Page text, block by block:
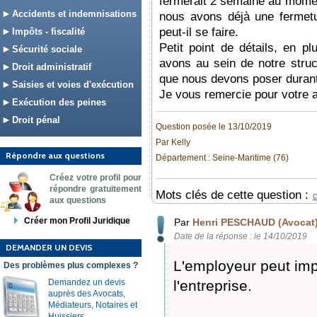
Accidents et indemnisations
Impôts - fiscalité
Sécurité sociale
Droit administratif
Saisies et voies d'exécution
Exécution des peines
Droit pénal
Répondre aux questions
Créez votre profil pour
répondre gratuitement
aux questions
Créer mon Profil Juridique
DEMANDER UN DEVIS
Des problèmes plus complexes ?
Demandez un devis
auprès des Avocats,
Médiateurs, Notaires et
nous avons déjà une
peut-il se faire.
Petit point de détails, en
avons au sein de notre
que nous devons poser
Je vous remercie pour votre
Question posée le 13/10/2019
Par Kelly
Département : Seine-Maritime (76)
Mots clés de cette question :
Par Henri PESCHAUD
Date de la réponse : le 14/10/2019
L'employeur peut
l'entreprise.